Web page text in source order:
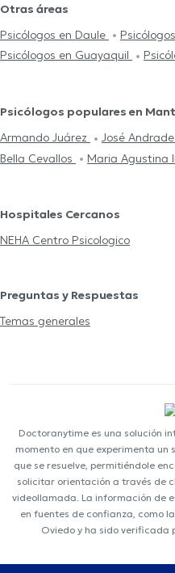
Otras áreas
Psicólogos en Daule
Psicólogos en Guayaquil
Psicólogos populares en
Armando Juárez
José
Bella Cevallos
Maria Agustina
Hospitales Cercanos
NEHA Centro Psicologico
Preguntas y Respuestas
Temas generales
Doctoranytime es una solución
momento en que experimenta un
que se resuelve, permitiéndole
solicitar orientación a través de
videollamada. La información de
en fuentes de confianza, como
Oviedo y ha sido verificada